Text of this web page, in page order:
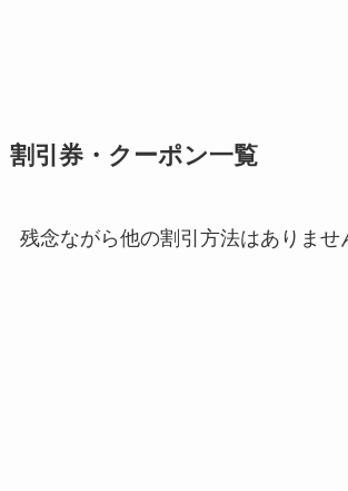
割引券・クーポン一覧
残念ながら他の割引方法はありませ